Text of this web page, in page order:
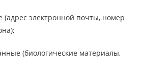
(адрес электронной почты, номер
(биологические материалы,